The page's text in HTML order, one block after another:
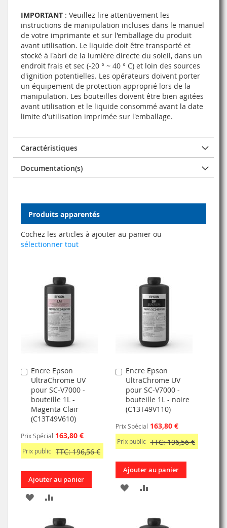
IMPORTANT : Veuillez lire attentivement les
instructions de manipulation incluses dans le manuel
de votre imprimante et sur l'emballage du produit
avant utilisation. Le liquide doit être transporté et
stocké à l'abri de la lumière directe du soleil, dans un
endroit frais et sec (-20 ° ~ 40 ° C) et loin des sources
d'ignition potentielles. Les opérateurs doivent porter
un équipement de protection approprié lors de la
manipulation. Les bouteilles doivent être bien agitées
avant utilisation et le liquide consommé avant la date
limite d'utilisation imprimée sur l'emballage.
Caractéristiques
Documentation(s)
Produits apparentés
Cochez les articles à ajouter au panier ou
sélectionner tout
Encre Epson
UltraChrome UV
pour SC-V7000 -
bouteille 1L -
Magenta Clair
(C13T49V610)
Prix Spécial 163,80 €
Prix public TTC: 196,56 €
Ajouter
au
panier
Ajouter au panier
AJOUTER
Encre Epson
UltraChrome UV
pour SC-V7000 -
bouteille 1L - noire
(C13T49V110)
Prix Spécial 163,80 €
Prix public TTC: 196,56 €
Ajouter
au
panier
Ajouter au panier
AJOUTER
COMPARATEUR